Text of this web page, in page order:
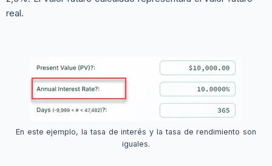
real.
En este ejemplo, la tasa de interés y la tasa de rendimiento son
iguales.